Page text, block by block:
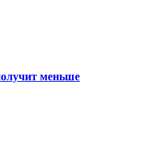
меньше